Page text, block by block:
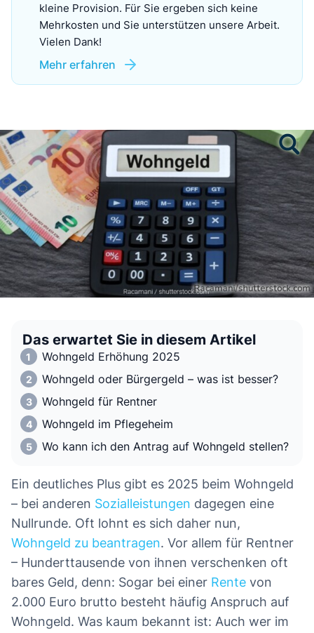
kleine Provision. Für Sie ergeben sich keine
Mehrkosten und Sie unterstützen unsere Arbeit.
Vielen Dank!
Mehr erfahren
Das erwartet Sie in diesem Artikel
Wohngeld Erhöhung 2025
Wohngeld oder Bürgergeld – was ist besser?
Wohngeld für Rentner
Wohngeld im Pflegeheim
Wo kann ich den Antrag auf Wohngeld stellen?
Ein deutliches Plus gibt es 2025 beim Wohngeld
– bei anderen Sozialleistungen dagegen eine
Nullrunde. Oft lohnt es sich daher nun,
Wohngeld zu beantragen. Vor allem für Rentner
– Hunderttausende von ihnen verschenken oft
bares Geld, denn: Sogar bei einer Rente von
2.000 Euro brutto besteht häufig Anspruch auf
Wohngeld. Was kaum bekannt ist: Auch wer im